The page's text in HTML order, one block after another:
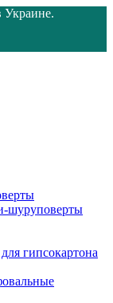
Украине.
шуруповерты
гипсокартона